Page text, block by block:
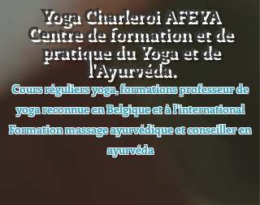
Yoga Charleroi AFEYA
Centre de formation et de
pratique du Yoga et de
l'Ayurvéda.
Cours réguliers yoga, formations professeur de
yoga reconnue en Belgique et à l'international
Formation massage ayurvédique et conseiller en
ayurvéda